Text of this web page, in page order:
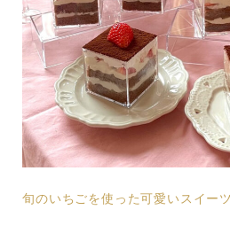
旬のいちごを使った可愛いスイー